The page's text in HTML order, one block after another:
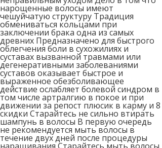
нарощенные волосы имеют
чешуйчатую структуру Традиция
обмениваться кольцами при
заключении брака одна из самых
древних Предназначено для быстрого
облегчения боли в сухожилиях и
суставах вызванной травмами или
дегенеративными заболеваниями
суставов оказывает быстрое и
выраженное обезболивающее
действие ослабляет болевой синдром в
том числе артралгию в покое и при
движении за репост плюсик в карму и 8
скидки Старайтесь не сильно втирать
шампунь в волосы В первую очередь
не рекомендуется мыть волосы в
течение двух дней после процедуры